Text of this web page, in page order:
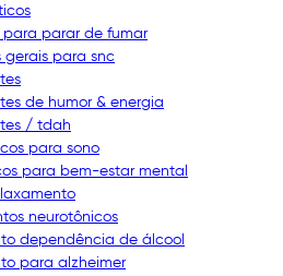
para parar de fumar
gerais para snc
de humor & energia
/ tdah
para sono
para bem-estar mental
neurotônicos
dependência de álcool
para alzheimer